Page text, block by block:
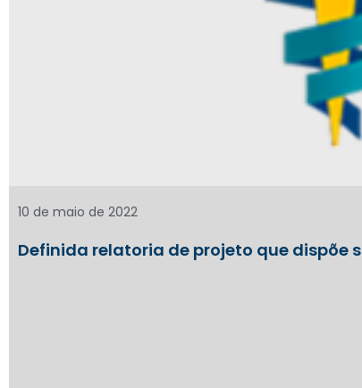
Definida relatoria de projeto que dispõe
10 de maio de 2022